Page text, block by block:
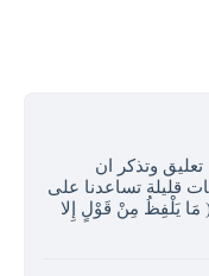
وتذكر ان
قليلة تساعدنا على
مَا يَلْفِظُ مِنْ قَوْلٍ إِلا